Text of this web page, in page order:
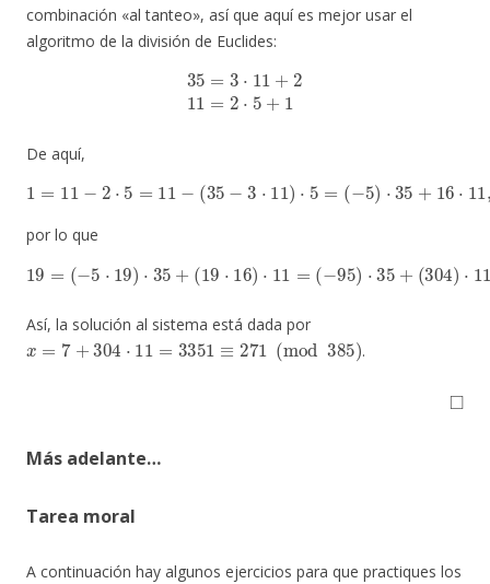
combinación «al tanteo», así que aquí es mejor usar el
algoritmo de la división de Euclides:
=3⋅ + 11 = ⋅5
De aquí,
1 11− 2⋅ 11 35− 11 )⋅ 5= −5 35 +16 ⋅11 ,
por lo que
19= − ⋅19 35 + 19⋅16)⋅11 =( 95) 35+ 304 ) 11.
Así, la solución al sistema está dada por
x=7+ 304⋅11=3351≡271(mod385)
.
◻
Más adelante…
Tarea moral
A continuación hay algunos ejercicios para que practiques los